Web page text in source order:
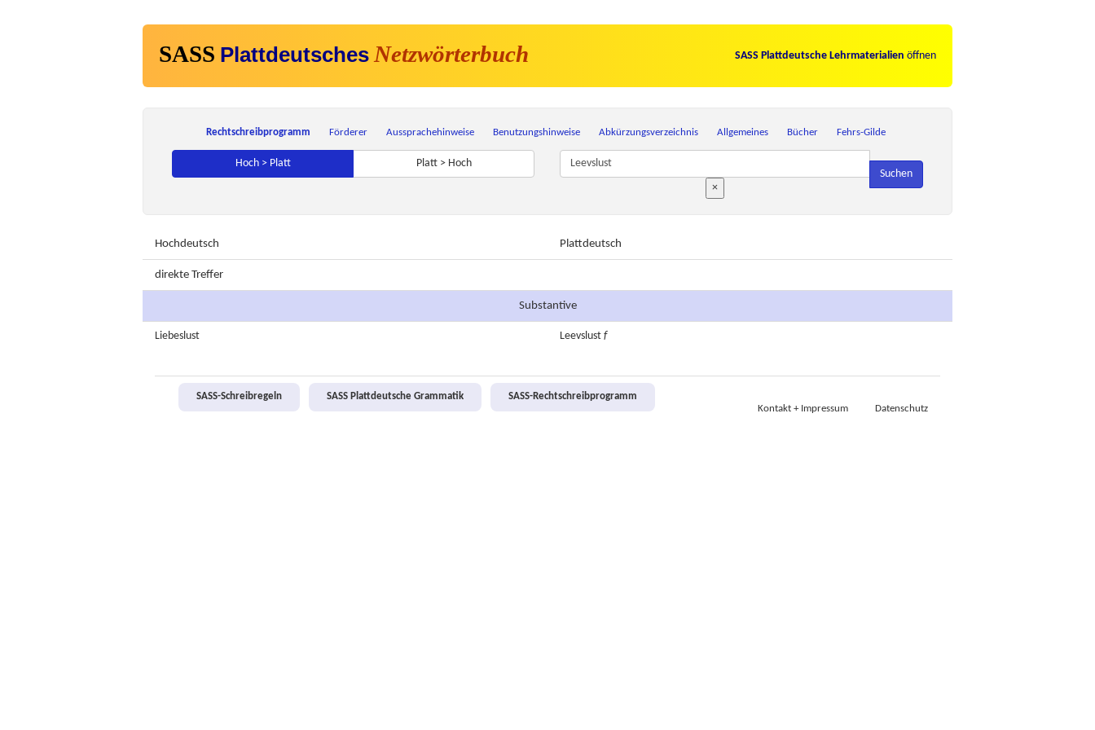
SASS Plattdeutsches Netzwörterbuch SASS Plattdeutsche Lehrmaterialien öffnen
Rechtschreibprogramm Förderer Aussprachehinweise Benutzungshinweise Abkürzungsverzeichnis Allgemeines Bücher Fehrs-Gilde
Hoch > Platt
Platt > Hoch
×
Suchen
Hochdeutsch Plattdeutsch
direkte Treffer
Substantive
Liebeslust Leevslust f
SASS-Schreibregeln SASS Plattdeutsche Grammatik
SASS-Rechtschreibprogramm
Kontakt + Impressum
Datenschutz